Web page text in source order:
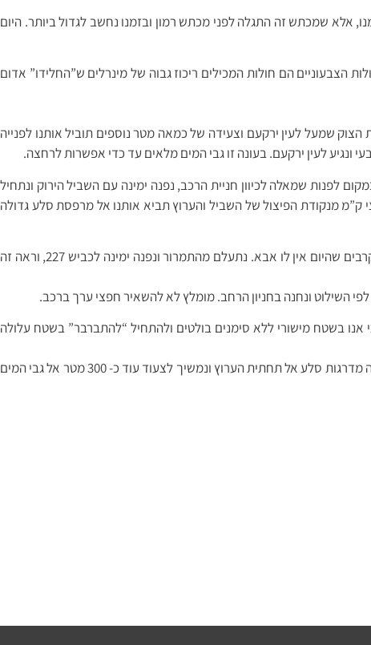
אלא שמכתש זה התגלה לפני מכתש רמון ובזמנו נחשב לגדול ביותר. היום
הצבעוניים הם חולות המכילים ריכוז גבוה של מינרלים ש”החלידו” אדום
הירוק לכיוון נחל חתירה ונתחיל לצעוד בשביל המוביל לכיוון הקניון של הנחל. לאחר כ-500 מ’ נגיע לשפת הצוק שמעל לעין ירקעם וצעידה של כמאה מטר נוספים תוביל אותנו לפנייה
לעין ירקעם. בעונה זו גבי המים מלאים עד כדי אפשרות לרחצה.
לפנות שמאלה לכיוון חניית הרכב, נפנה ימינה עם השביל הירוק ונתחיל
מנקודת הפיצול של השביל והערוץ תביא אותנו אל מרפסת סלע גדולה
ניסע בכביש 206 צפונה כ-3 ק”מ, עד שנגיע לכביש נוסף, ללא שם ותמרור בכניסתו, האומר שהכביש סגור לתנועה. זהו הכביש הישן למעלה עקרבים שהיום אין לו אבא. נתעלם מהתמרור ונפנה ימינה לכביש 227, וראה זה
השילוט ונחנה בחניון הרחב. מומלץ לא להשאיר חפצי ערך ברכב.
אנו בשטח מישורי ללא סימנים בולטים ולהתחיל “להתברבר” בשטח עלולה
לאחר כחצי ק”מ של צעידה נגיע לשלט הכניסה לשמורה. 200 מטר נוספים של צעידה יביאו אותנו לראש המפל, שם נרד בזהירות עם הסימון כמה מדרגות סלע אל תחתית הערוץ ונמשיך לצעוד עוד כ- 300 מטר אל גבי המים